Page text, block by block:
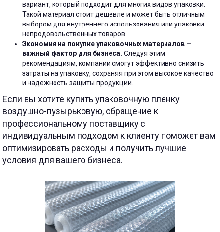
вариант, который подходит для многих видов упаковки.
Такой материал стоит дешевле и может быть отличным
выбором для внутреннего использования или упаковки
непродовольственных товаров.
Экономия на покупке упаковочных материалов —
важный фактор для бизнеса. Следуя этим
рекомендациям, компании смогут эффективно снизить
затраты на упаковку, сохраняя при этом высокое качество
и надежность защиты продукции.
Если вы хотите купить упаковочную пленку
воздушно-пузырьковую, обращение к
профессиональному поставщику с
индивидуальным подходом к клиенту поможет вам
оптимизировать расходы и получить лучшие
условия для вашего бизнеса.